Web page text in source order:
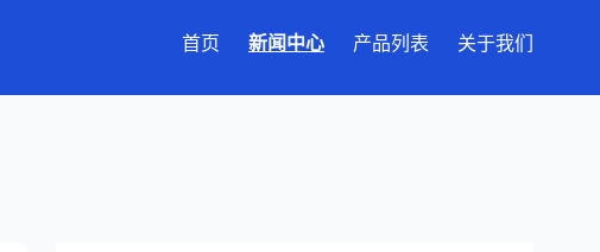
首页 新闻中心 产品列表 关于我们